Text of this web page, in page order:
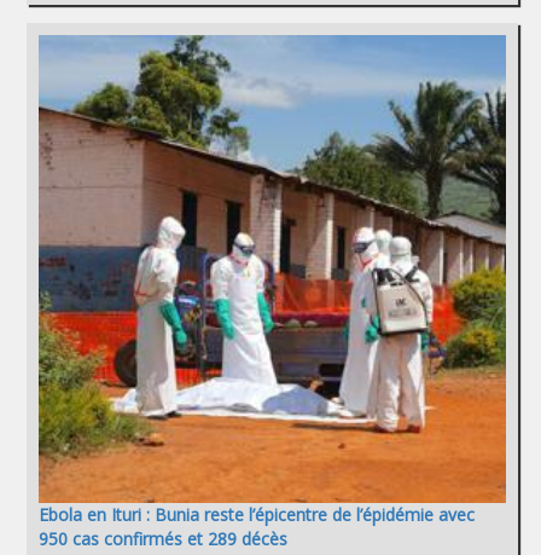
Ebola en Ituri : Bunia reste l’épicentre de l’épidémie avec
950 cas confirmés et 289 décès